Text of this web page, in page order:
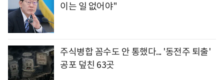
이는 일 없어야"
주식병합 꼼수도 안 통했다... '동전주 퇴출'
공포 덮친 63곳